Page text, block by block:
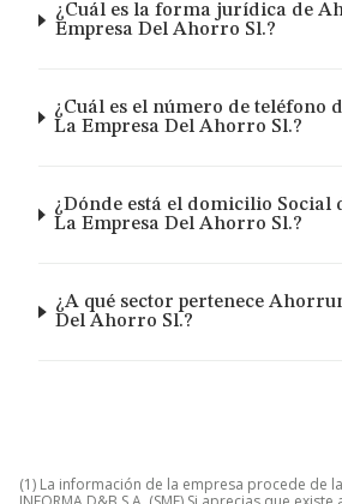
¿Cuál es la forma jurídica de
Empresa Del Ahorro Sl.?
¿Cuál es el número de teléfono
La Empresa Del Ahorro Sl.?
¿Dónde está el domicilio Social
La Empresa Del Ahorro Sl.?
¿A qué sector pertenece
Del Ahorro Sl.?
(1) La información de la empresa procede de